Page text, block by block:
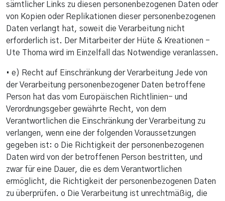
sämtlicher Links zu diesen personenbezogenen Daten oder
von Kopien oder Replikationen dieser personenbezogenen
Daten verlangt hat, soweit die Verarbeitung nicht
erforderlich ist. Der Mitarbeiter der Hüte & Kreationen -
Ute Thoma wird im Einzelfall das Notwendige veranlassen.
• e) Recht auf Einschränkung der Verarbeitung Jede von
der Verarbeitung personenbezogener Daten betroffene
Person hat das vom Europäischen Richtlinien- und
Verordnungsgeber gewährte Recht, von dem
Verantwortlichen die Einschränkung der Verarbeitung zu
verlangen, wenn eine der folgenden Voraussetzungen
gegeben ist: o Die Richtigkeit der personenbezogenen
Daten wird von der betroffenen Person bestritten, und
zwar für eine Dauer, die es dem Verantwortlichen
ermöglicht, die Richtigkeit der personenbezogenen Daten
zu überprüfen. o Die Verarbeitung ist unrechtmäßig, die